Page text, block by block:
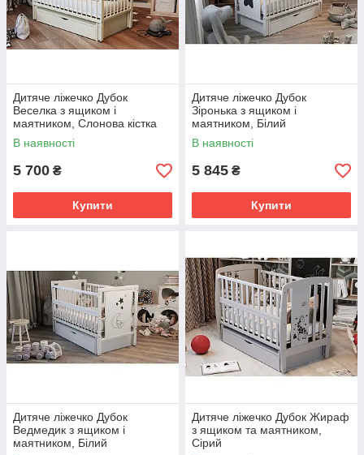
Дитяче ліжечко Дубок
Веселка з ящиком і
маятником, Слонова кістка
В наявності
5 700 ₴
Купити
Дитяче ліжечко Дубок
Зіронька з ящиком і
маятником, Білий
В наявності
5 845 ₴
Купити
Дитяче ліжечко Дубок
Ведмедик з ящиком і
маятником, Білий
Дитяче ліжечко Дубок Жираф
з ящиком та маятником,
Сірий